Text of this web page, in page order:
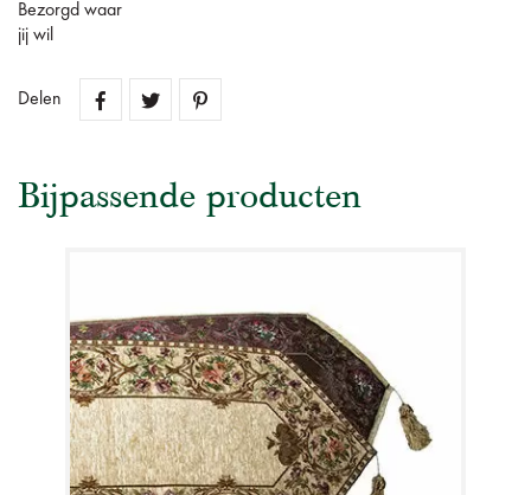
Bezorgd waar
jij wil
Delen
Bijpassende producten